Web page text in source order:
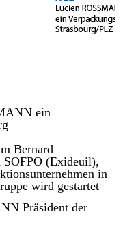
ein
Bernard
(Exideuil),
in
wird gestartet
Präsident der